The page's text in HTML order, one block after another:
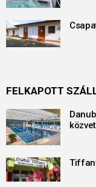
FELKAPOTT